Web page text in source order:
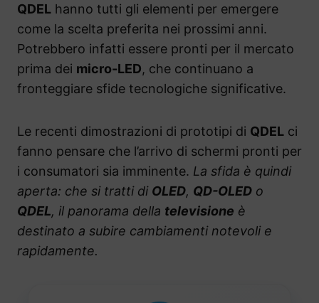
QDEL hanno tutti gli elementi per emergere
come la scelta preferita nei prossimi anni.
Potrebbero infatti essere pronti per il mercato
prima dei micro-LED, che continuano a
fronteggiare sfide tecnologiche significative.
Le recenti dimostrazioni di prototipi di QDEL ci
fanno pensare che l’arrivo di schermi pronti per
i consumatori sia imminente. La sfida è quindi
aperta: che si tratti di OLED, QD-OLED o
QDEL, il panorama della televisione è
destinato a subire cambiamenti notevoli e
rapidamente.